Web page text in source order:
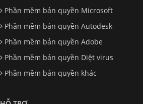
Phần mềm bản quyền Microsoft
Phần mềm bản quyền Autodesk
Phần mềm bản quyền Adobe
Phần mềm bản quyền Diệt virus
Phần mềm bản quyền khác